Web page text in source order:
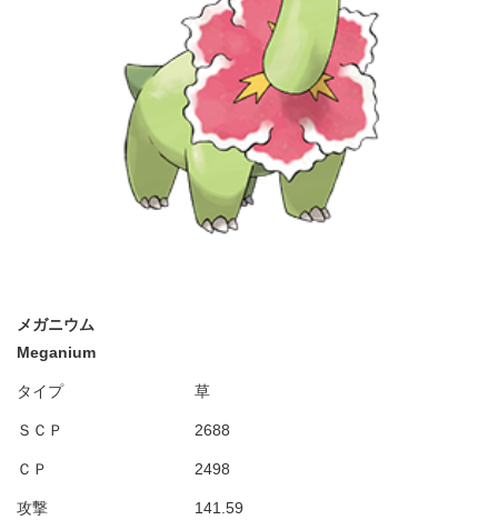
メガニウム
Meganium
タイプ 草
ＳＣＰ 2688
ＣＰ 2498
攻撃 141.59